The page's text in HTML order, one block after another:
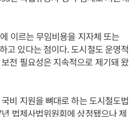
이르는 무임비용을 지자체 또는
고 있다는 점이다. 도시철도 운영적
전 필요성은 지속적으로 제기돼 왔
비 지원을 뼈대로 하는 도시철도법
법제사법위원회에 상정됐으나 제